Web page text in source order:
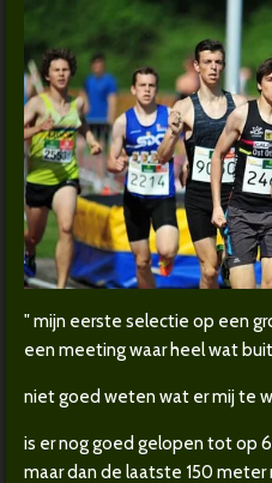
" mijn eerste selectie op een
een meeting waar heel wat
niet goed weten wat er mij te
is er nog goed gelopen tot op
maar dan de laatste 150